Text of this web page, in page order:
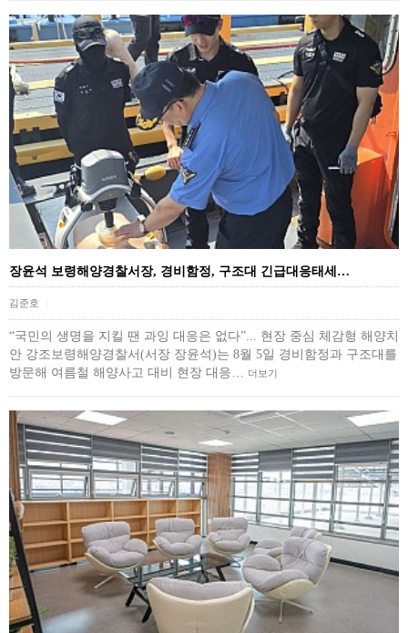
장윤석 보령해양경찰서장, 경비함정, 구조대 긴급대응태세…
김준호
“국민의 생명을 지킬 땐 과잉 대응은 없다”... 현장 중심 체감형 해양치
안 강조보령해양경찰서(서장 장윤석)는 8월 5일 경비함정과 구조대를
방문해 여름철 해양사고 대비 현장 대응… 더보기